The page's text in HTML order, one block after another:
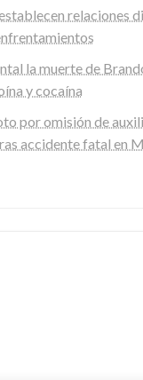
relaciones
la muerte de
y cocaína
por omisión de
accidente fatal en